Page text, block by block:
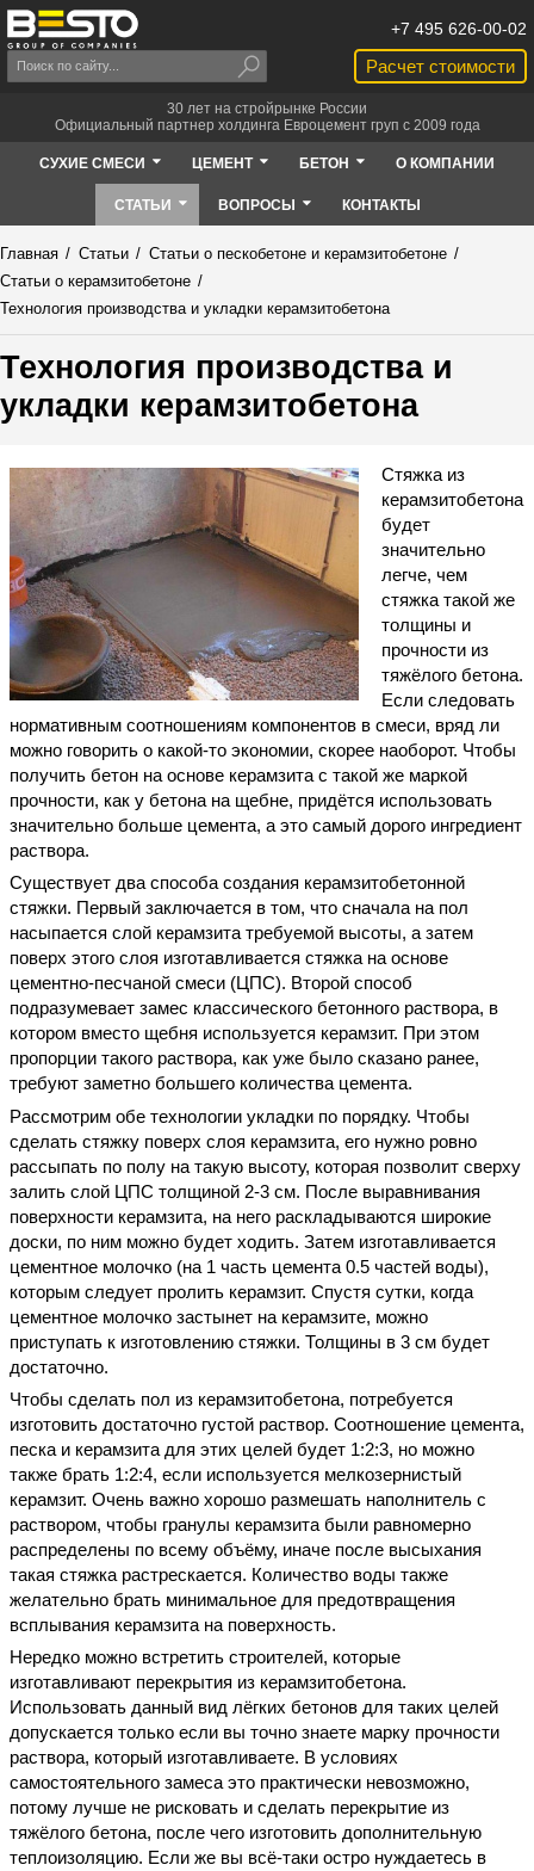
Расчет стоимости
+7 495 626-00-02
30 лет на стройрынке России
Официальный партнер холдинга Евроцемент груп с 2009 года
СУХИЕ СМЕСИ ЦЕМЕНТ БЕТОН О КОМПАНИИ
СТАТЬИ ВОПРОСЫ КОНТАКТЫ
Главная / Статьи / Статьи о пескобетоне и керамзитобетоне /
Статьи о керамзитобетоне /
Технология производства и укладки керамзитобетона
Технология производства и
укладки керамзитобетона
Стяжка из
керамзитобетона
будет
значительно
легче, чем
стяжка такой же
толщины и
прочности из
тяжёлого бетона.
Если следовать
нормативным соотношениям компонентов в смеси, вряд ли
можно говорить о какой-то экономии, скорее наоборот. Чтобы
получить бетон на основе керамзита с такой же маркой
прочности, как у бетона на щебне, придётся использовать
значительно больше цемента, а это самый дорого ингредиент
раствора.
Существует два способа создания керамзитобетонной
стяжки. Первый заключается в том, что сначала на пол
насыпается слой керамзита требуемой высоты, а затем
поверх этого слоя изготавливается стяжка на основе
цементно-песчаной смеси (ЦПС). Второй способ
подразумевает замес классического бетонного раствора, в
котором вместо щебня используется керамзит. При этом
пропорции такого раствора, как уже было сказано ранее,
требуют заметно большего количества цемента.
Рассмотрим обе технологии укладки по порядку. Чтобы
сделать стяжку поверх слоя керамзита, его нужно ровно
рассыпать по полу на такую высоту, которая позволит сверху
залить слой ЦПС толщиной 2-3 см. После выравнивания
поверхности керамзита, на него раскладываются широкие
доски, по ним можно будет ходить. Затем изготавливается
цементное молочко (на 1 часть цемента 0.5 частей воды),
которым следует пролить керамзит. Спустя сутки, когда
цементное молочко застынет на керамзите, можно
приступать к изготовлению стяжки. Толщины в 3 см будет
достаточно.
Чтобы сделать пол из керамзитобетона, потребуется
изготовить достаточно густой раствор. Соотношение цемента,
песка и керамзита для этих целей будет 1:2:3, но можно
также брать 1:2:4, если используется мелкозернистый
керамзит. Очень важно хорошо размешать наполнитель с
раствором, чтобы гранулы керамзита были равномерно
распределены по всему объёму, иначе после высыхания
такая стяжка растрескается. Количество воды также
желательно брать минимальное для предотвращения
всплывания керамзита на поверхность.
Нередко можно встретить строителей, которые
изготавливают перекрытия из керамзитобетона.
Использовать данный вид лёгких бетонов для таких целей
допускается только если вы точно знаете марку прочности
раствора, который изготавливаете. В условиях
самостоятельного замеса это практически невозможно,
потому лучше не рисковать и сделать перекрытие из
тяжёлого бетона, после чего изготовить дополнительную
теплоизоляцию. Если же вы всё-таки остро нуждаетесь в